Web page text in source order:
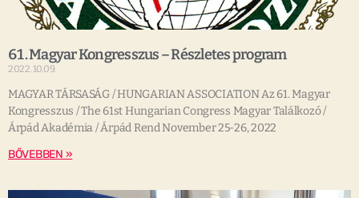
61. Magyar Kongresszus – Részletes program
2022.10.09.
MAGYAR TÁRSASÁG / HUNGARIAN ASSOCIATION Az 61. Magyar
Kongresszus / The 61st Hungarian Congress Magyar Találkozó /
Árpád Akadémia / Árpád Rend November 25-26, 2022
BŐVEBBEN »